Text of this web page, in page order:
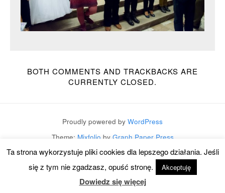
BOTH COMMENTS AND TRACKBACKS ARE
CURRENTLY CLOSED.
Proudly powered by WordPress
Theme: Mixfolio by Graph Paper Press
Ta strona wykorzystuje pliki cookies dla lepszego działania. Jeśli
się z tym nie zgadzasz, opuść stronę.
Akceptuję
Dowiedz się więcej